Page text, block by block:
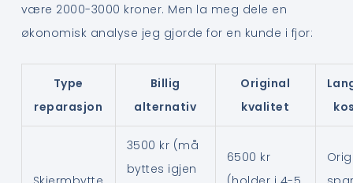
være 2000-3000 kroner. Men la meg dele en
økonomisk analyse jeg gjorde for en kunde i fjor:
Type
reparasjon
Billig
alternativ
Original
kvalitet
3500 kr (må
byttes igjen
6500 kr